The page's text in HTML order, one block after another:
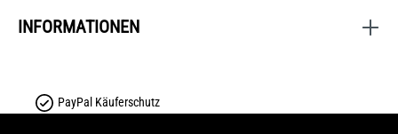
INFORMATIONEN
PayPal Käuferschutz